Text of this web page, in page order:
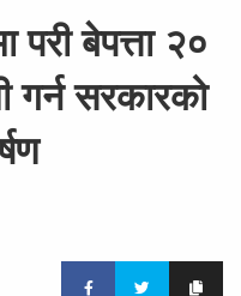
परी बेपत्ता २०
गर्न सरकारको